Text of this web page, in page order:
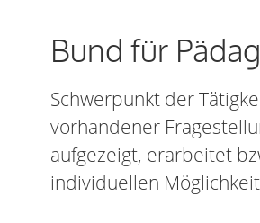
Bund für
Schwerpunkt der
vorhandener
aufgezeigt, erarbeitet
individuellen